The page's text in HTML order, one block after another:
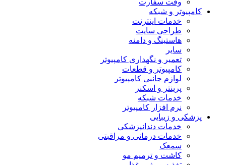
وقت سفارت
کامپیوتر و شبکه
خدمات اینترنت
طراحی سایت
هاستینگ و دامنه
سایر
تعمیر و نگهداری کامپیوتر
کامپیوتر و قطعات
لوازم جانبی کامپیوتر
پرینتر و اسکنر
خدمات شبکه
نرم افزار کامپیوتر
پزشکی و زیبایی
خدمات دندانپزشکی
خدمات درمانی و مراقبتی
سمعک
کاشت و ترمیم مو